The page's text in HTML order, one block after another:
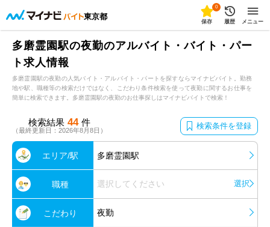
東京都
0
保存 履歴 メニュー
多磨霊園駅の夜勤のアルバイト・バイト・パー
ト求人情報
多磨霊園駅の夜勤の人気バイト・アルバイト・パートを探すならマイナビバイト。勤務
地や駅、職種等の検索だけではなく、こだわり条件検索を使って夜勤に関するお仕事を
簡単に検索できます。多磨霊園駅の夜勤のお仕事探しはマイナビバイトで検索！
検索結果 44 件
（最終更新日：2026年8月8日） 検索条件を登録
エリア/駅 多磨霊園駅
職種 選択してください 選択
こだわり 夜勤